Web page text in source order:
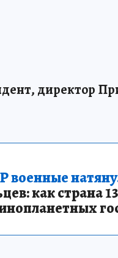
директор
военные
как страна